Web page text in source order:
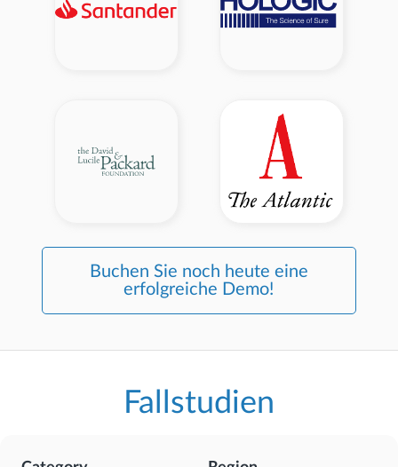
Buchen Sie noch heute eine
erfolgreiche Demo!
Fallstudien